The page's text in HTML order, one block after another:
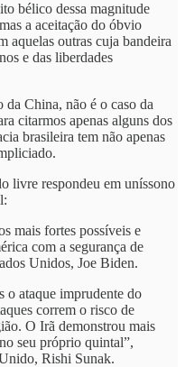
bélico dessa magnitude
a aceitação do óbvio
aquelas outras cuja bandeira
e das liberdades
da China, não é o caso da
citarmos apenas alguns dos
brasileira tem não apenas
livre respondeu em uníssono
mais fortes possíveis e
com a segurança de
Unidos, Joe Biden.
o ataque imprudente do
correm o risco de
O Irã demonstrou mais
seu próprio quintal”,
Rishi Sunak.